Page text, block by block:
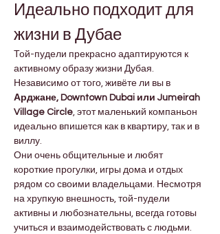
Идеально подходит для
жизни в Дубае
Той-пудели прекрасно адаптируются к
активному образу жизни Дубая.
Независимо от того, живёте ли вы в
Арджане, Downtown Dubai или Jumeirah
Village Circle, этот маленький компаньон
идеально впишется как в квартиру, так и в
виллу.
Они очень общительные и любят
короткие прогулки, игры дома и отдых
рядом со своими владельцами. Несмотря
на хрупкую внешность, той-пудели
активны и любознательны, всегда готовы
учиться и взаимодействовать с людьми.